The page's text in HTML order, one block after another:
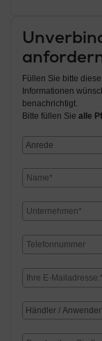
Füllen Sie bitte
Informationen
benachrichtigt.
Bitte füllen Sie alle